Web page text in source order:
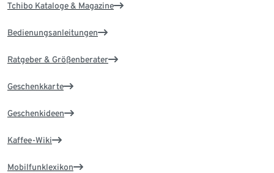
Tchibo Kataloge & Magazine
Bedienungsanleitungen
Ratgeber & Größenberater
Geschenkkarte
Geschenkideen
Kaffee-Wiki
Mobilfunklexikon